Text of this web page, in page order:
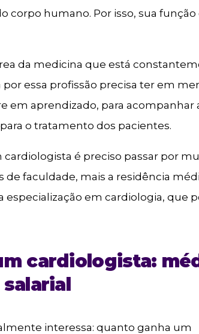
corpo humano. Por isso, sua função
da medicina que está
essa profissão precisa ter em
em aprendizado, para acompanhar
o tratamento dos pacientes.
cardiologista é preciso passar por
de faculdade, mais a residência
especialização em cardiologia, que
cardiologista:
salarial
interessa: quanto ganha um